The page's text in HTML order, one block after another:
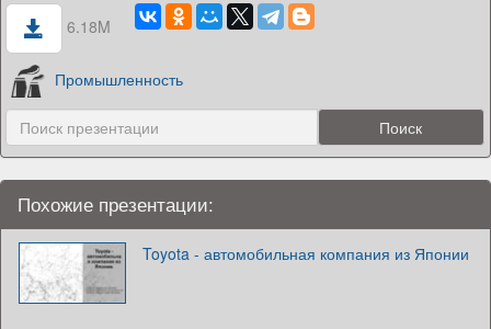
6.18M
Промышленность
Похожие презентации:
Toyota - автомобильная компания из Японии